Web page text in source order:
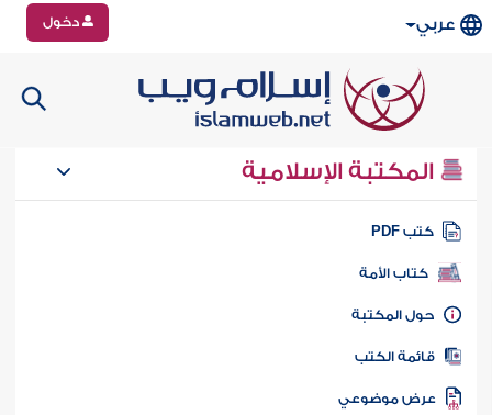
عربي دخول
المكتبة الإسلامية
كتب PDF
كتاب الأمة
المكتبة
الكتب